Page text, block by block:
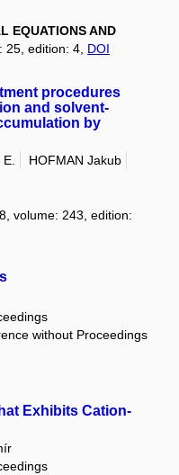
EQUATIONS AND
25, edition: 4, DOI
procedures
and solvent-
by
HOFMAN Jakub
volume: 243, edition:
without Proceedings
Exhibits Cation-